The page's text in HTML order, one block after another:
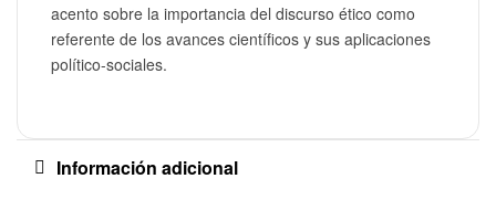
acento sobre la importancia del discurso ético como
referente de los avances científicos y sus aplicaciones
político-sociales.
Información adicional